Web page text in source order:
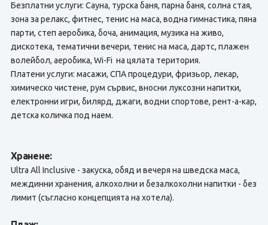
Безплатни услуги: Сауна, турска баня, парна баня, солна стая,
зона за релакс, фитнес, тенис на маса, водна гимнастика, пяна
парти, степ аеробика, боча, анимация, музика на живо,
дискотека, тематични вечери, тенис на маса, дартс, плажен
волейбол, аеробика, Wi-Fi на цялата територия.
Платени услуги: масажи, СПА процедури, фризьор, лекар,
химическо чистене, рум сървис, вносни луксозни напитки,
електронни игри, билярд, джаги, водни спортове, рент-а-кар,
детска количка под наем.
Хранене:
Ultra All Inclusive - закуска, обяд и вечеря на шведска маса,
междинни хранения, алкохолни и безалкохолни напитки - без
лимит (съгласно концепцията на хотела).